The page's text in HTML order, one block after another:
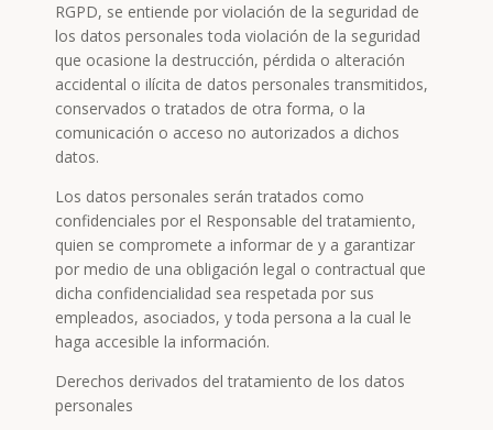
RGPD, se entiende por violación de la seguridad de
los datos personales toda violación de la seguridad
que ocasione la destrucción, pérdida o alteración
accidental o ilícita de datos personales transmitidos,
conservados o tratados de otra forma, o la
comunicación o acceso no autorizados a dichos
datos.
Los datos personales serán tratados como
confidenciales por el Responsable del tratamiento,
quien se compromete a informar de y a garantizar
por medio de una obligación legal o contractual que
dicha confidencialidad sea respetada por sus
empleados, asociados, y toda persona a la cual le
haga accesible la información.
Derechos derivados del tratamiento de los datos
personales